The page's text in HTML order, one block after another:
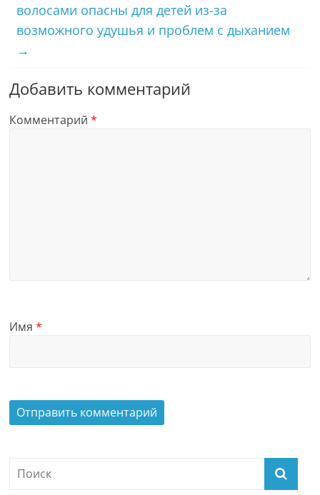
волосами опасны для детей из-за
возможного удушья и проблем с дыханием
→
Добавить комментарий
Комментарий*
Имя*